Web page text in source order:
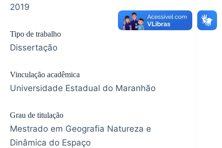
2019
Tipo de trabalho
Dissertação
Vinculação acadêmica
Universidade Estadual do Maranhão
Grau de titulação
Mestrado em Geografia Natureza e
Dinâmica do Espaço